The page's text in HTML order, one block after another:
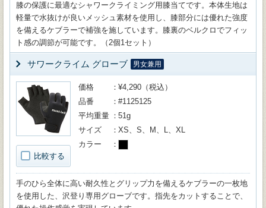
膝の保護に最適なシャワークライミング用膝当てです。本体生地は
軽量で水抜けが良いメッシュ素材を使用し、膝部分には優れた強度
を備えるケブラーで補強を施しています。膝裏のベルクロでフィッ
ト感の調節が可能です。（2個1セット）
サワークライム グローブ 男女兼用
比較する
価格
¥4,290（税込）
品番
#1125125
平均重量
51g
サイズ
XS、S、M、L、XL
カラー
手のひら全体に高い耐久性とグリップ力を備えるケブラーの一枚地
を使用した、沢登り専用グローブです。指先をカットすることで、